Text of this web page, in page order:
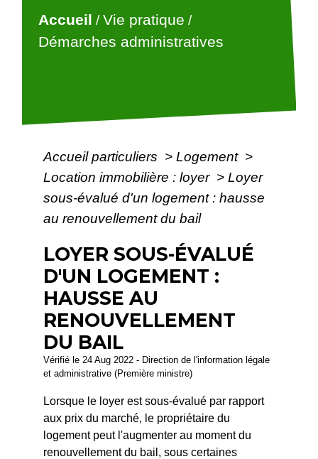
Accueil /Vie pratique /
Démarches administratives
Accueil particuliers > Logement >
Location immobilière : loyer > Loyer
sous-évalué d'un logement : hausse
au renouvellement du bail
LOYER SOUS-ÉVALUÉ
D'UN LOGEMENT :
HAUSSE AU
RENOUVELLEMENT
DU BAIL
Vérifié le 24 Aug 2022 - Direction de l'information légale
et administrative (Première ministre)
Lorsque le loyer est sous-évalué par rapport
aux prix du marché, le propriétaire du
logement peut l'augmenter au moment du
renouvellement du bail, sous certaines